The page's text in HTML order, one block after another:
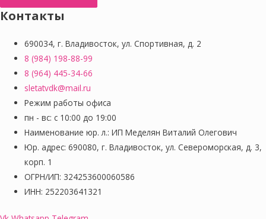
Контакты
690034, г. Владивосток, ул. Спортивная, д. 2
8 (984) 198-88-99
8 (964) 445-34-66
sletatvdk@mail.ru
Режим работы офиса
пн - вс: с 10:00 до 19:00
Наименование юр. л.: ИП Меделян Виталий Олегович
Юр. адрес: 690080, г. Владивосток, ул. Североморская, д. 3,
корп. 1
ОГРН/ИП: 324253600060586
ИНН: 252203641321